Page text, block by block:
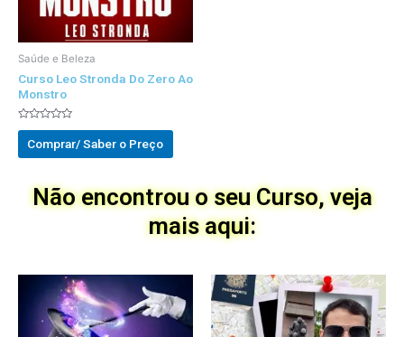
Saúde e Beleza
Curso Leo Stronda Do Zero Ao
Monstro
Avaliado
out
of
Comprar/ Saber o Preço
Não encontrou o seu Curso, veja
mais aqui: